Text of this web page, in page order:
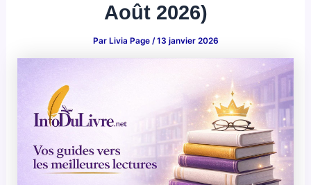
Août 2026)
Par Livia Page /13 janvier 2026